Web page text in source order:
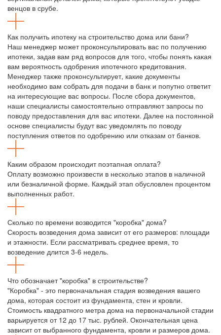
венцов в срубе.
Как получить ипотеку на строительство дома или бани?
Наш менеджер может проконсультировать вас по получению
ипотеки, задав вам ряд вопросов для того, чтобы понять какая
вам вероятность одобрения ипотечного кредитования.
Менеджер также проконсультирует, какие документы
необходимо вам собрать для подачи в банк и попутно ответит
на интересующие вас вопросы. После сбора документов,
наши специалисты самостоятельно отправляют запросы по
поводу предоставления для вас ипотеки. Далее на постоянной
основе специалисты будут вас уведомлять по поводу
поступления ответов по одобрению или отказам от банков.
Каким образом происходит поэтапная оплата?
Оплату возможно произвести в несколько этапов в наличной
или безналичной форме. Каждый этап обусловлен процентом
выполненных работ.
Сколько по времени возводится "коробка" дома?
Скорость возведения дома зависит от его размеров: площади
и этажности. Если рассматривать среднее время, то
возведение длится 3-6 недель.
Что обозначает "коробка" в строительстве?
"Коробка" - это первоначальная стадия возведения вашего
дома, которая состоит из фундамента, стен и кровли.
Стоимость квадратного метра дома на первоначальной стадии
варьируется от 12 до 17 тыс. рублей. Окончательная цена
зависит от выбранного фундамента, кровли и размеров дома.